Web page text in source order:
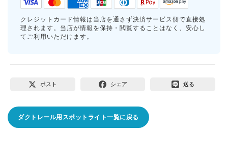
クレジットカード情報は当店を通さず決済サービス側で直接処
理されます。当店が情報を保持・閲覧することはなく、安心し
てご利用いただけます。
ポスト シェア 送る
ダクトレール用スポットライト一覧に戻る